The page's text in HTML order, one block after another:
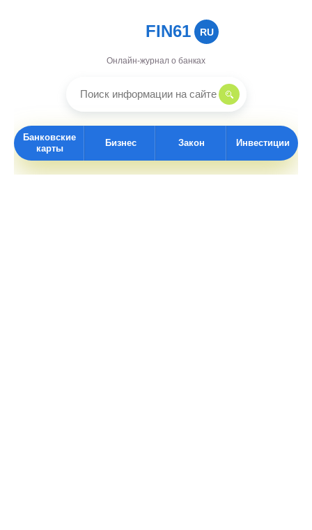
FIN61 RU
Онлайн-журнал о банках
Банковские
карты
Бизнес Закон Инвестиции